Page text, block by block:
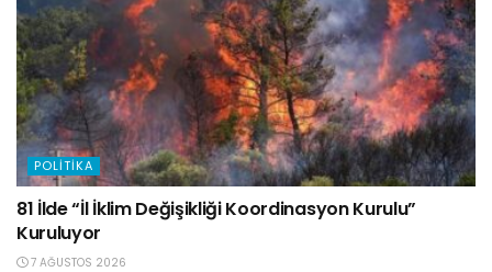
POLITIKA
81 İlde “İl İklim Değişikliği Koordinasyon Kurulu”
Kuruluyor
7 AĞUSTOS 2026